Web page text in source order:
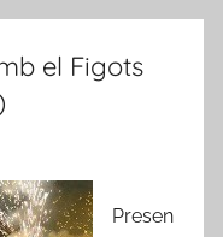
el Figots
Presen